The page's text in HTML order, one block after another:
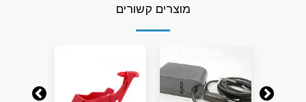
מוצרים קשורים